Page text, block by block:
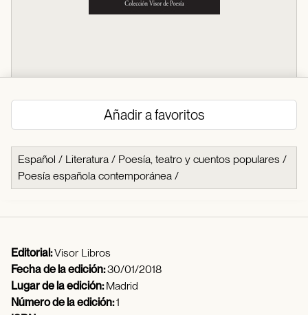
Añadir a favoritos
Español / Literatura / Poesía, teatro y cuentos populares /
Poesía española contemporánea /
Editorial:Visor Libros
Fecha de la edición:30/01/2018
Lugar de la edición:Madrid
Número de la edición:1